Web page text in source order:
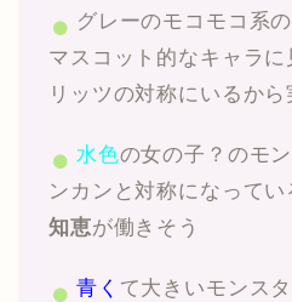
グレーのモコモコ系
マスコット的なキャラ
リッツの対称にいるから
水色の女の子？のモ
ンカンと対称になって
知恵が働きそう
青く て大きいモンス